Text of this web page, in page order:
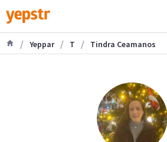
/ Yeppar / T / Tindra Ceamanos